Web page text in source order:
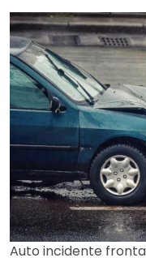
Auto incidente